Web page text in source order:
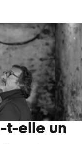
t-elle un